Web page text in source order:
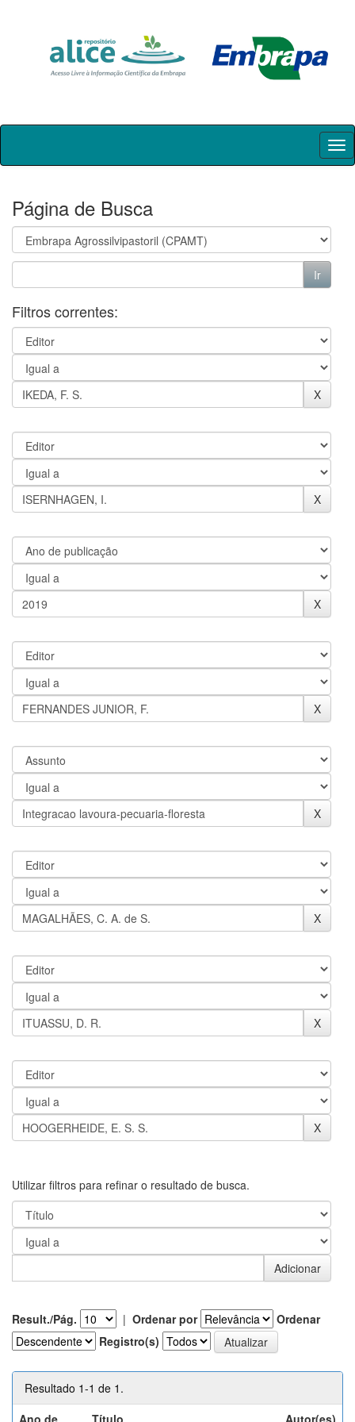
Skip
Página de Busca
Filtros correntes:
Utilizar filtros para refinar o resultado de busca.
Result./Pág. | Ordenar por
Ordenar
Registro(s)
Resultado 1-1 de 1.
Ano de
Título Autor(es)